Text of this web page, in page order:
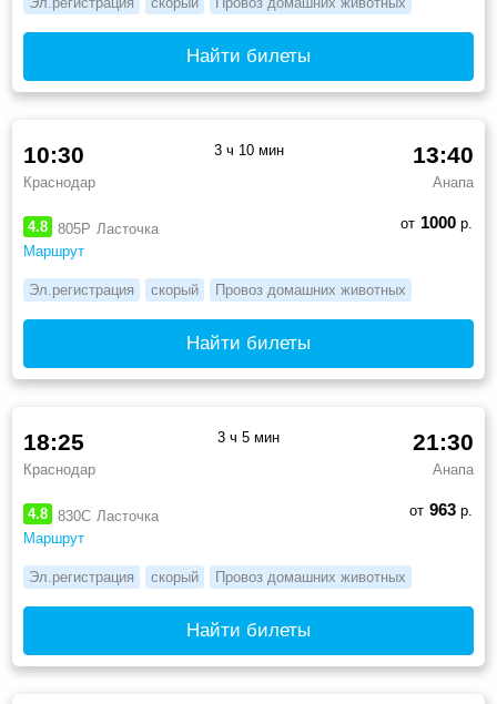
Найти билеты
4.8 805Р Ласточка
Маршрут
10:30
Краснодар
13:40
Анапа
3 ч 10 мин
от 1000р.
Эл.регистрация скорый Провоз домашних животных
Найти билеты
4.8 830С Ласточка
Маршрут
18:25
Краснодар
21:30
Анапа
3 ч 5 мин
от 963р.
Эл.регистрация скорый Провоз домашних животных
Найти билеты